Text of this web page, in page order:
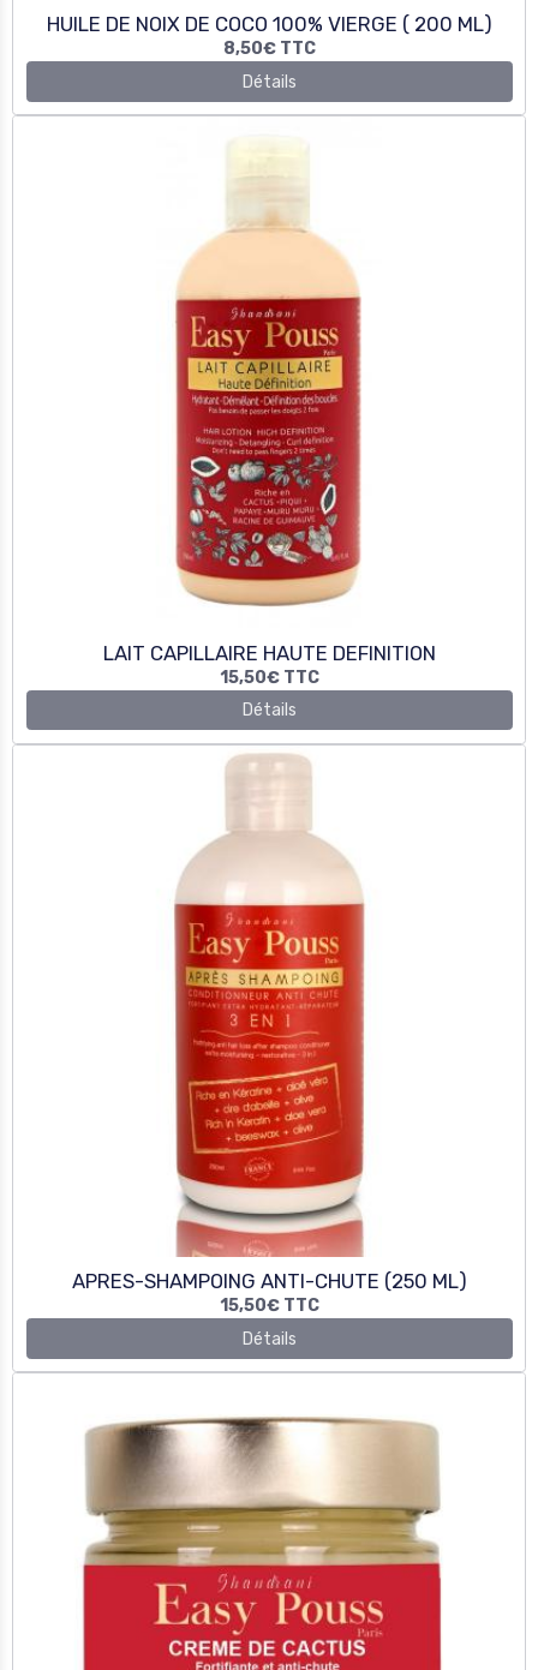
LAIT CAPILLAIRE HAUTE DEFINITION
15,50€TTC
Détails
APRES-SHAMPOING ANTI-CHUTE (250 ML)
15,50€TTC
Détails